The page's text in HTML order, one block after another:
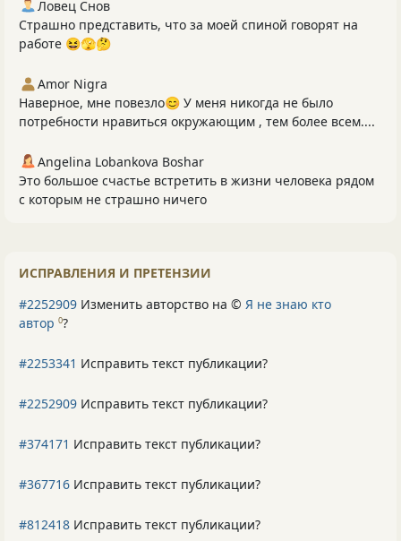
Ловец Снов
Страшно представить, что за моей спиной говорят на
работе 😆🫣🤔
Amor Nigra
Наверное, мне повезло😊 У меня никогда не было
потребности нравиться окружающим , тем более всем....
Angelina Lobankova Boshar
Это большое счастье встретить в жизни человека рядом
с которым не страшно ничего
ИСПРАВЛЕНИЯ И ПРЕТЕНЗИИ
#2252909 Изменить авторство на © Я не знаю кто
автор 0?
#2253341 Исправить текст публикации?
#2252909 Исправить текст публикации?
#374171 Исправить текст публикации?
#367716 Исправить текст публикации?
#812418 Исправить текст публикации?